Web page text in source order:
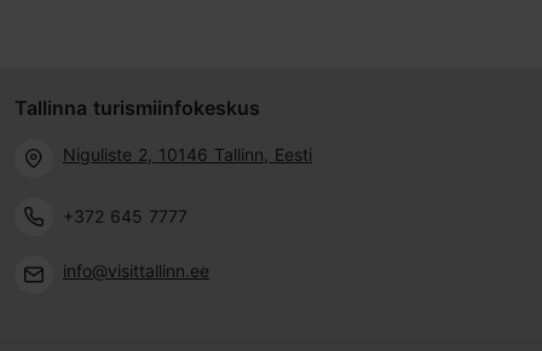
Tallinna turismiinfokeskus
Niguliste 2, 10146 Tallinn, Eesti
+372 645 7777
info@visittallinn.ee